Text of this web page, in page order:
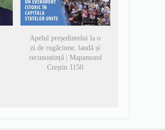
Apelul președintelui la o
zi de rugăciune, laudă și
recunoștință | Mapamond
Creștin 1150